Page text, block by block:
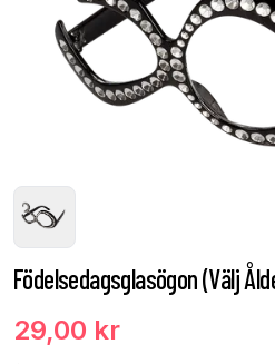
Födelsedagsglasögon (Välj
29,00 kr